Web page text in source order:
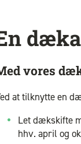
vores
at tilknytte en
Let dækskifte
hhv. april og